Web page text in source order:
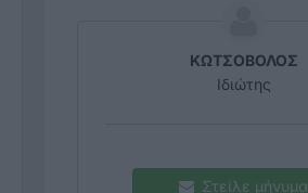
ΚΩΤΣΟΒΟΛΟΣ
Ιδιώτης
Στείλε μήνυμα